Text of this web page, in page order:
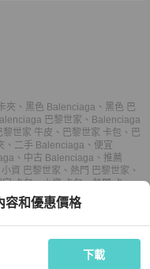
夾 、 黑色 Balenciaga 、 黑色 巴
巴黎世家 、 Balenciaga
黎世家 牛皮 、 巴黎世家 卡包 、 巴
、 二手 Balenciaga 、 便宜
、 中古 Balenciaga 、 推薦
小資 巴黎世家 、 熱門 巴黎世家 、
宜 卡包、小資 卡包、熱門 卡
夾、小資 卡夾、熱門 卡夾
容和優惠價格
下載